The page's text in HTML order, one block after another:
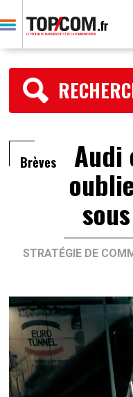
Brèves Audi
STRATÉGIE DE